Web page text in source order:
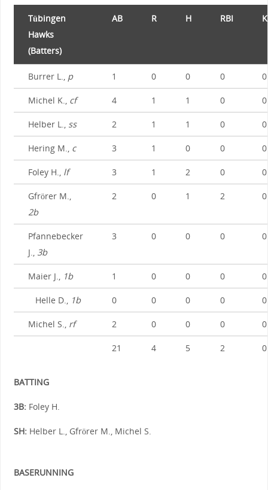
Tübingen
Hawks
(Batters)
AB R H RBI K
Burrer L., p 1 0 0 0 0
Michel K., cf 4 1 1 0 0
Helber L., ss 2 1 1 0 0
Hering M., c 3 1 0 0 0
Foley H., lf 3 1 2 0 0
Gfrörer M.,
2b
2 0 1 2 0
Pfannebecker
J., 3b
3 0 0 0 0
Maier J., 1b 1 0 0 0 0
Helle D., 1b 0 0 0 0 0
Michel S., rf 2 0 0 0 0
21 4 5 2 0
BATTING
3B:Foley H.
SH:Helber L., Gfrörer M., Michel S.
BASERUNNING